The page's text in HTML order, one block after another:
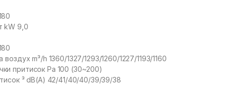
kW 9,0
m³/h 1360/1327/1293/1260/1227/1193/1160
притисок Pa 100 (30~200)
³ dB(A) 42/41/40/40/39/39/38